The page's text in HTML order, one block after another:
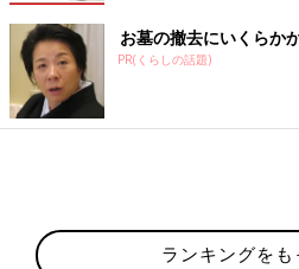
お墓の撤去にいくらか
PR(くらしの話題)
ランキングをも